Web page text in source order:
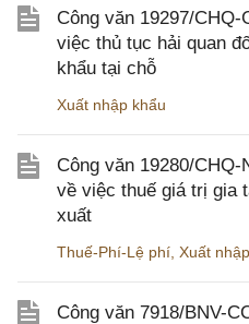
Công văn 19297/
việc thủ tục hải quan
khẩu tại chỗ
Xuất nhập khẩu
Công văn 19280/
về việc thuế giá trị gia
xuất
Thuế-Phí-Lệ phí Xuất
Công văn 7918/BNV-